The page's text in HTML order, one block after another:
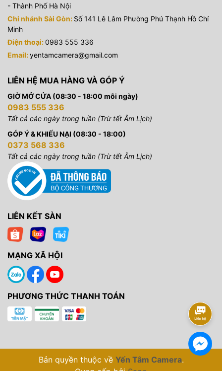
- Thành Phố Hà Nội
Chi nhánh Sài Gòn: Số 141 Lê Lâm Phường Phú Thạnh Hồ Chí
Minh
Điện thoại:0983 555 336
Email:yentamcamera@gmail.com
LIÊN HỆ MUA HÀNG VÀ GÓP Ý
GIỜ MỞ CỬA (08:30 - 18:00 mỗi ngày)
0983 555 336
Tất cả các ngày trong tuần (Trừ tết Âm Lịch)
GÓP Ý & KHIẾU NẠI (08:30 - 18:00)
0373 568 336
Tất cả các ngày trong tuần (Trừ tết Âm Lịch)
LIÊN KẾT SÀN
MẠNG XÃ HỘI
PHƯƠNG THỨC THANH TOÁN
Bản quyền thuộc về Yến Tâm Camera.